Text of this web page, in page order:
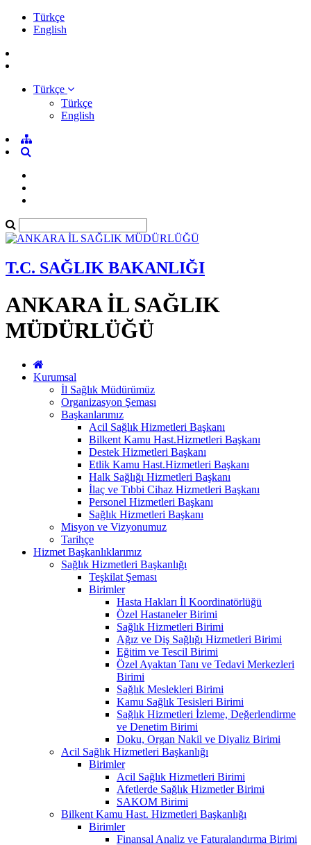
Türkçe
English
Türkçe
Türkçe
English
T.C. SAĞLIK BAKANLIĞI
ANKARA İL SAĞLIK
MÜDÜRLÜĞÜ
Kurumsal
İl Sağlık Müdürümüz
Organizasyon Şeması
Başkanlarımız
Acil Sağlık Hizmetleri Başkanı
Bilkent Kamu Hast.Hizmetleri Başkanı
Destek Hizmetleri Başkanı
Etlik Kamu Hast.Hizmetleri Başkanı
Halk Sağlığı Hizmetleri Başkanı
İlaç ve Tıbbi Cihaz Hizmetleri Başkanı
Personel Hizmetleri Başkanı
Sağlık Hizmetleri Başkanı
Misyon ve Vizyonumuz
Tarihçe
Hizmet Başkanlıklarımız
Sağlık Hizmetleri Başkanlığı
Teşkilat Şeması
Birimler
Hasta Hakları İl Koordinatörlüğü
Özel Hastaneler Birimi
Sağlık Hizmetleri Birimi
Ağız ve Diş Sağlığı Hizmetleri Birimi
Eğitim ve Tescil Birimi
Özel Ayaktan Tanı ve Tedavi Merkezleri
Birimi
Sağlık Meslekleri Birimi
Kamu Sağlık Tesisleri Birimi
Sağlık Hizmetleri İzleme, Değerlendirme
ve Denetim Birimi
Doku, Organ Nakil ve Diyaliz Birimi
Acil Sağlık Hizmetleri Başkanlığı
Birimler
Acil Sağlık Hizmetleri Birimi
Afetlerde Sağlık Hizmetler Birimi
SAKOM Birimi
Bilkent Kamu Hast. Hizmetleri Başkanlığı
Birimler
Finansal Analiz ve Faturalandırma Birimi